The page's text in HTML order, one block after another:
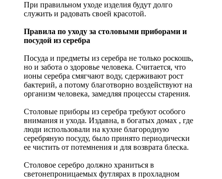
При правильном уходе изделия будут долго
служить и радовать своей красотой.
Правила по уходу за столовыми приборами и
посудой из серебра
Посуда и предметы из серебра не только роскошь,
но и забота о здоровье человека. Считается, что
ионы серебра смягчают воду, сдерживают рост
бактерий, а потому благотворно воздействуют на
организм человека, замедляя процессы старения.
Столовые приборы из серебра требуют особого
внимания и ухода. Издавна, в богатых домах , где
люди использовали на кухне благородную
серебряную посуду, было принято периодически
ее чистить от потемнения и для возврата блеска.
Столовое серебро должно храниться в
светонепроницаемых футлярах в прохладном